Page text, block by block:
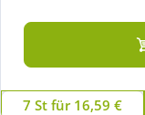
7 St für 16,59 €